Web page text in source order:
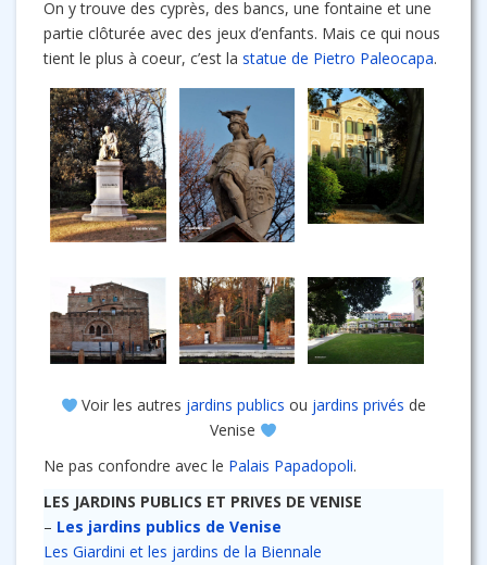
On y trouve des cyprès, des bancs, une fontaine et une
partie clôturée avec des jeux d’enfants. Mais ce qui nous
tient le plus à coeur, c’est la statue de Pietro Paleocapa.
Voir les autres jardins publics ou jardins privés de
Venise
Ne pas confondre avec le Palais Papadopoli.
LES JARDINS PUBLICS ET PRIVES DE VENISE
– Les jardins publics de Venise
Les Giardini et les jardins de la Biennale